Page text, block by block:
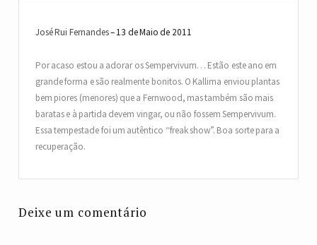
José Rui Fernandes 13 de Maio de 2011
Por acaso estou a adorar os Sempervivum… Estão este ano em
grande forma e são realmente bonitos. O Kallima enviou plantas
bem piores (menores) que a Fernwood, mas também são mais
baratas e à partida devem vingar, ou não fossem Sempervivum.
Essa tempestade foi um autêntico “freak show”. Boa sorte para a
recuperação.
Deixe um comentário